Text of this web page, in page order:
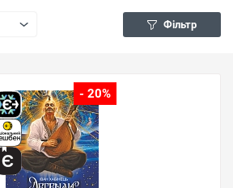
Фільтр
- 20%